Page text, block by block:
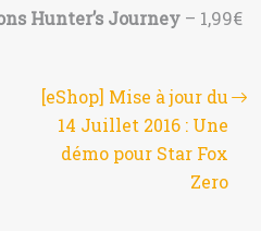
Hunter’s Journey – 1,99€
[eShop] Mise à jour du
14 Juillet 2016 : Une
démo pour Star Fox
Zero